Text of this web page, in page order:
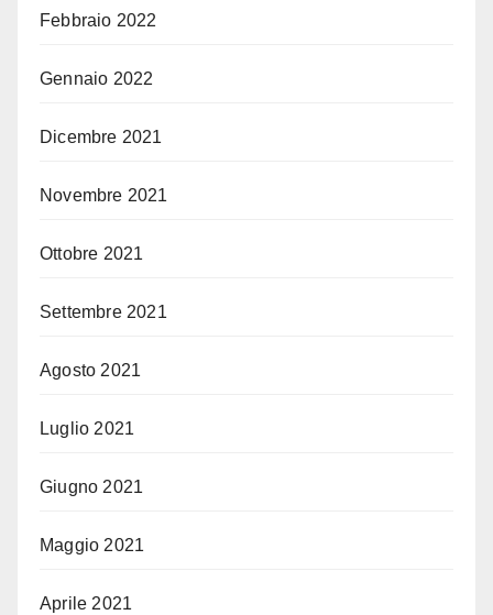
Febbraio 2022
Gennaio 2022
Dicembre 2021
Novembre 2021
Ottobre 2021
Settembre 2021
Agosto 2021
Luglio 2021
Giugno 2021
Maggio 2021
Aprile 2021